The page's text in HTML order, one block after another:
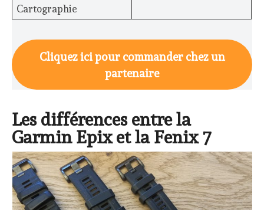
Cartographie
Cliquez ici pour commander chez un
partenaire
Les différences entre la
Garmin Epix et la Fenix 7